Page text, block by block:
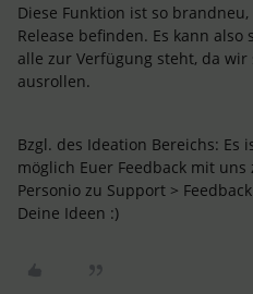
Diese Funktion ist so
Release befinden. Es kann
alle zur Verfügung steht, da
ausrollen.
Bzgl. des Ideation Bereichs:
möglich Euer Feedback mit
Personio zu Support >
Deine Ideen :)